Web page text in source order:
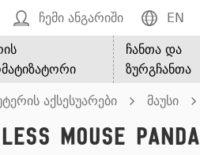
ჩემი ანგარიში EN
ჩანთა და
ზურგჩანთა
აქსესუარები მაუსი
Mouse Panda